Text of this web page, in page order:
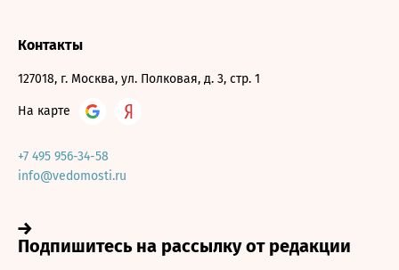
Контакты
127018, г. Москва, ул. Полковая, д. 3, стр. 1
На карте
+7 495 956-34-58
info@vedomosti.ru